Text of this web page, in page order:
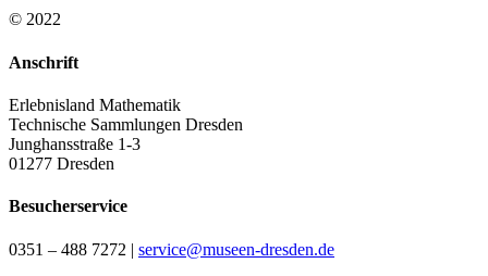
© 2022
Anschrift
Erlebnisland Mathematik
Technische Sammlungen Dresden
Junghansstraße 1-3
01277 Dresden
Besucherservice
0351 – 488 7272 | service@museen-dresden.de